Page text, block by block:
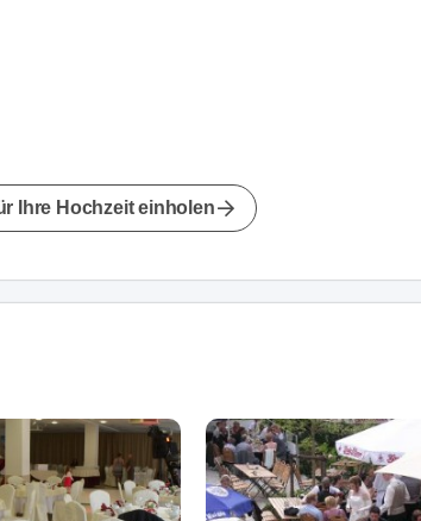
Ihre Hochzeit einholen